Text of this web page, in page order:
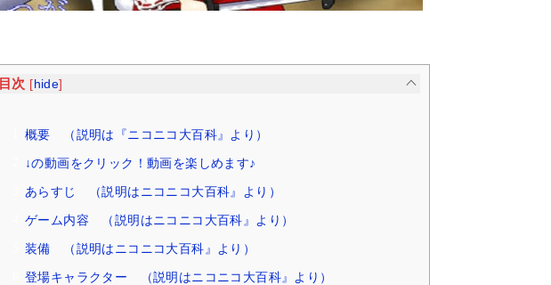
目次 [hide]
概要 （説明は『ニコニコ大百科』より）
↓の動画をクリック！動画を楽しめます♪
あらすじ （説明はニコニコ大百科』より）
ゲーム内容 （説明はニコニコ大百科』より）
装備 （説明はニコニコ大百科』より）
登場キャラクター （説明はニコニコ大百科』より）